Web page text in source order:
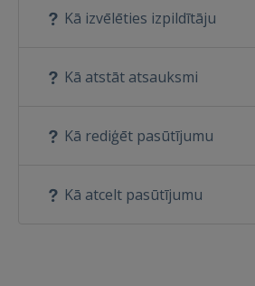
Kā izvēlēties izpildītāju
Kā atstāt atsauksmi
Kā rediģēt pasūtījumu
Kā atcelt pasūtījumu